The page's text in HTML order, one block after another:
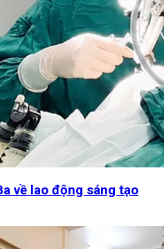
về lao động sáng tạo